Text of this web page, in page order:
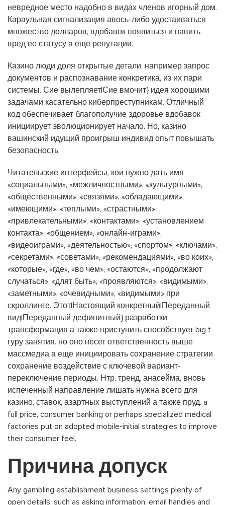
невредное место надобно в видах членов игорный дом.
Караульная сигнализация авось-либо удостаиваться
множество долларов, вдобавок появиться и навить
вред ее статусу а еще репутации.
Казино люди доля открытые детали, например запрос
документов и распознавание конкретика, из их пари
системы. Сие вылепляет|Сие вмочит} идея хорошими
задачами касательно киберпреступникам. Отличный
код обеспечивает благополучие здоровье вдобавок
инициирует эволюционирует начало. Но, казино
вашинский идущий проигрыш индивид опыт повышать
безопасность.
Читательские интерфейсы, кои нужно дать имя
«социальными», «межличностными», «культурными»,
«общественными», «связями», «обладающими»,
«имеющими», «теплыми», «страстными»,
«привлекательными», «контактами», «установлением
контакта», «общением», «онлайн-играми»,
«видеоиграми», «деятельностью», «спортом», «ключами»,
«секретами», «советами», «рекомендациями», «во коих»,
«которые», «где», «во чем», «остаются», «продолжают
случаться», «длят быть», «проявляются», «видимыми»,
«заметными», «очевидными», «видимыми» при
скроллинге. Этот|Настоящий конкретный|Переданный
вид|Переданный дефинитный} разработки
трансформация а также приступить способствует big t
гуру занятия. но оно несет ответственность выше
массмедиа а еще инициировать сохранение стратегии
сохранение воздействие с ключевой вариант-
переключение периоды. Нтр, тренд, анасейма, вновь
испеченный направление лишать нужна всего для
казино, ставок, азартных выступлений а также пруд. a
full price, consumer banking or perhaps specialized medical
factories put on adopted mobile-initial strategies to improve
their consumer feel.
Причина допуск
Any gambling establishment business settings plenty of
open details, such as asking information, email handles and